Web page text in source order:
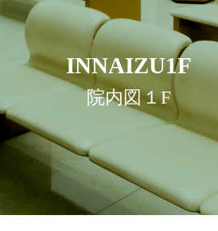
INNAIZU1F
院内図１F